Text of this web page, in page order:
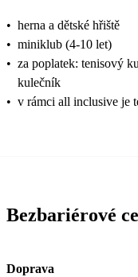
• herna a dětské hřiště
• miniklub (4-10 let)
• za poplatek: tenisový
kulečník
• v rámci all inclusive je
Bezbariérové
Doprava